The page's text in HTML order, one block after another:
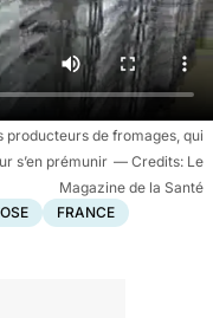
producteurs de fromages, qui
s’en prémunir
Le
Magazine de la Santé
FRANCE